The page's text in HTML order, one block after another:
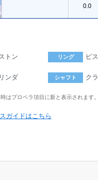
0.0
トン リング ピ
ンダ シャフト ク
はプロペラ項目に新と表示されます。
ガイドはこちら